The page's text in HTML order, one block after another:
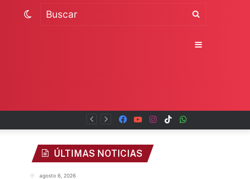
TikTok
Instagram
YouTube
Facebook
Switch
ÚLTIMAS NOTICIAS
agosto 6, 2026